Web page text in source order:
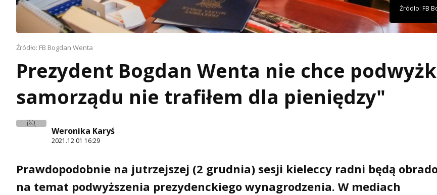
Źródło: FB
Źródło: FB Bogdan Wenta
Prezydent Bogdan Wenta nie chce
samorządu nie trafiłem dla pieniędzy"
Weronika Karyś
2021.12.01 16:29
Prawdopodobnie na jutrzejszej (2 grudnia) sesji kieleccy radni będą
na temat podwyższenia prezydenckiego wynagrodzenia. W mediach